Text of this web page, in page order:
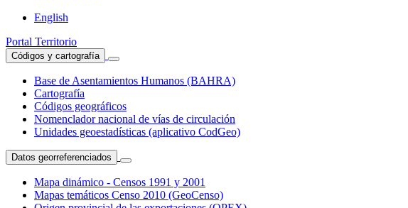
English
Portal Territorio
Códigos y cartografía
Base de Asentamientos Humanos (BAHRA)
Cartografía
Códigos geográficos
Nomenclador nacional de vías de circulación
Unidades geoestadísticas (aplicativo CodGeo)
Datos georreferenciados
Mapa dinámico - Censos 1991 y 2001
Mapas temáticos Censo 2010 (GeoCenso)